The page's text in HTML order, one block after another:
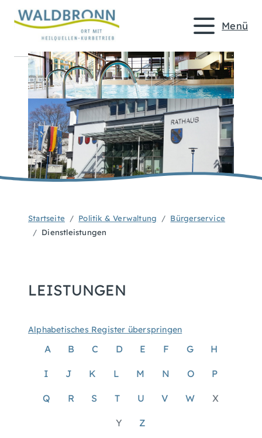
Menü
Startseite Politik & Verwaltung
Bürgerservice
Dienstleistungen
LEISTUNGEN
Alphabetisches Register überspringen
A B C D E F G H
I J K L M N O P
Q R S T U V W X
Y Z